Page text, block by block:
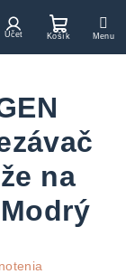
Prihlásenie
košík
na